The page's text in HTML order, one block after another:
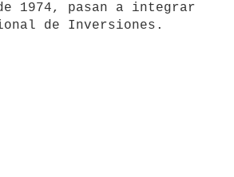
1974, pasan a integrar